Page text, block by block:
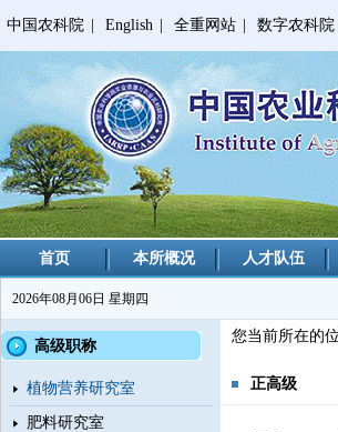
中国农科院 English 全重网站 数字农科院
首页 本所概况 人才队伍
2026年08月06日 星期四
高级职称
植物营养研究室
肥料研究室
您当前所在的
正高级